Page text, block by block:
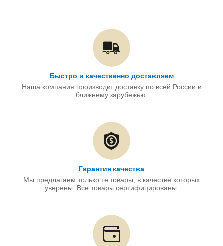
Быстро и качественно доставляем
Наша компания производит доставку по всей России и
ближнему зарубежью.
Гарантия качества
Мы предлагаем только те товары, в качестве которых
уверены. Все товары сертифицированы.